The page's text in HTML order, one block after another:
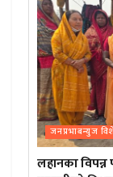
जनप्रभाबन्युज
लहानका